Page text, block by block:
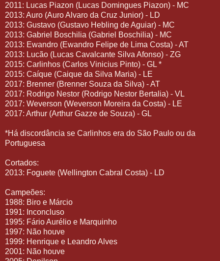
2011: Lucas Piazon (Lucas Domingues Piazon) - MC
2013: Auro (Auro Alvaro da Cruz Junior) - LD
2013: Gustavo (Gustavo Hebling de Aguiar) - MC
2013: Gabriel Boschilia (Gabriel Boschilia) - MC
2013: Ewandro (Ewandro Felipe de Lima Costa) - AT
2013: Lucão (Lucas Cavalcante Silva Afonso) - ZG
2015: Carlinhos (Carlos Vinicius Pinto) - GL *
2015: Caíque (Caique da Silva Maria) - LE
2017: Brenner (Brenner Souza da Silva) - AT
2017: Rodrigo Nestor (Rodrigo Nestor Bertalia) - VL
2017: Weverson (Weverson Moreira da Costa) - LE
2017: Arthur (Arthur Gazze de Souza) - GL
*Há discordância se Carlinhos era do São Paulo ou da
Portuguesa
Cortados:
2013: Foguete (Wellington Cabral Costa) - LD
Campeões:
1988: Biro e Márcio
1991: Inconcluso
1995: Fário Aurélio e Marquinho
1997: Não houve
1999: Henrique e Leandro Alves
2001: Não houve